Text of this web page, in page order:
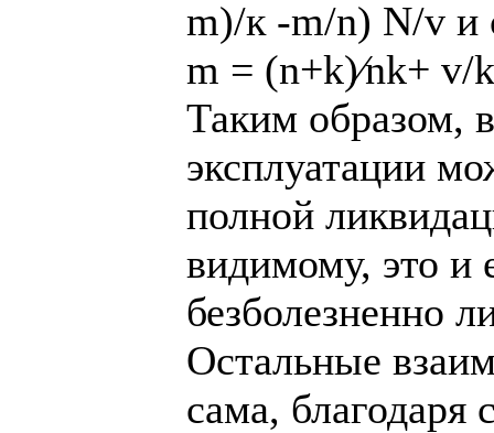
m)/к -m/n) N/v и
m = (n+k)⁄nk+ v/k
Таким образом,
эксплуатации
полной
видимому, это и
безболезненно
Остальные
сама, благодаря